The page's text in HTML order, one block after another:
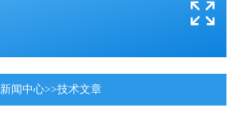
新闻中心>>技术文章